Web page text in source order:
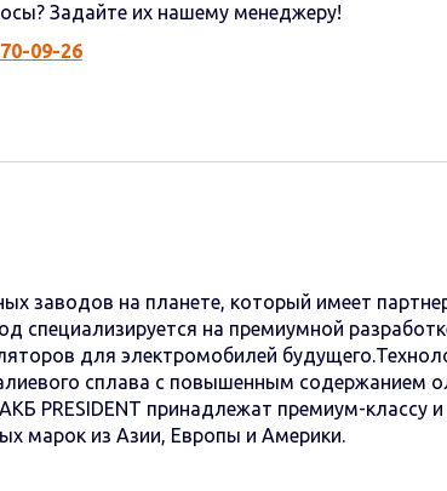
Задайте их нашему менеджеру!
09-26
заводов на планете, который имеет
специализируется на премиумной
для электромобилей
сплава с повышенным содержанием
PRESIDENT принадлежат премиум-классу
марок из Азии, Европы и Америки.